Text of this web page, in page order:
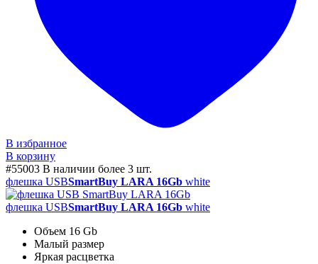
В избранное
В корзину
#55003 В наличии более 3 шт.
флешка USBSmartBuy LARA 16Gb white
флешка USBSmartBuy LARA 16Gb white
Объем 16 Gb
Малый размер
Яркая расцветка